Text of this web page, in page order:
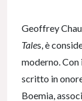
Geoffrey
Tales, è
moderno. Con
scritto in
Boemia,